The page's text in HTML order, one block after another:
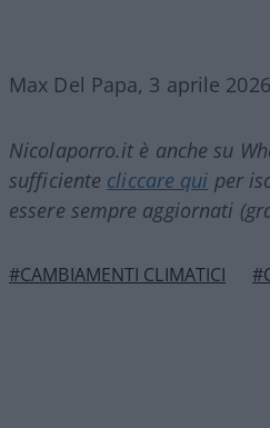
Max Del Papa, 3 aprile 2026
Nicolaporro.it è anche su
sufficiente cliccare qui per
essere sempre aggiornati
#CAMBIAMENTI CLIMATICI